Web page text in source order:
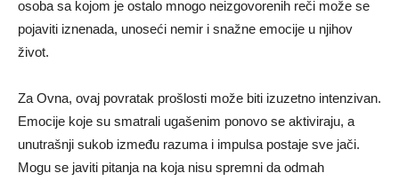
osoba sa kojom je ostalo mnogo neizgovorenih reči može se
pojaviti iznenada, unoseći nemir i snažne emocije u njihov
život.
Za Ovna, ovaj povratak prošlosti može biti izuzetno intenzivan.
Emocije koje su smatrali ugašenim ponovo se aktiviraju, a
unutrašnji sukob između razuma i impulsa postaje sve jači.
Mogu se javiti pitanja na koja nisu spremni da odmah